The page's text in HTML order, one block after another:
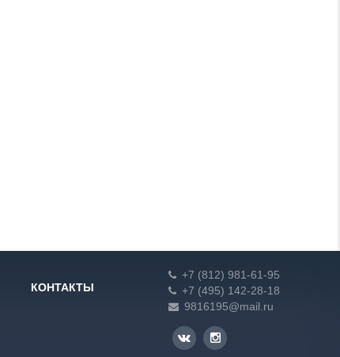
КОНТАКТЫ
+7 (812) 981-61-95
+7 (495) 142-28-18
9816195@mail.ru